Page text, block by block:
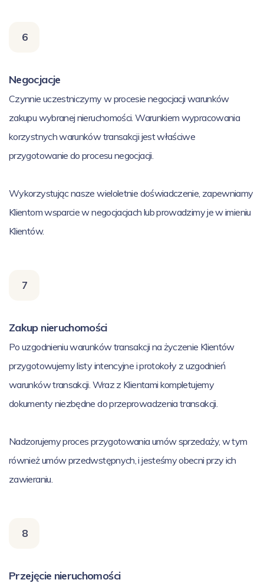
6
Negocjacje
Czynnie uczestniczymy w procesie negocjacji warunków
zakupu wybranej nieruchomości. Warunkiem wypracowania
korzystnych warunków transakcji jest właściwe
przygotowanie do procesu negocjacji.
Wykorzystując nasze wieloletnie doświadczenie, zapewniamy
Klientom wsparcie w negocjacjach lub prowadzimy je w imieniu
Klientów.
7
Zakup nieruchomości
Po uzgodnieniu warunków transakcji na życzenie Klientów
przygotowujemy listy intencyjne i protokoły z uzgodnień
warunków transakcji. Wraz z Klientami kompletujemy
dokumenty niezbędne do przeprowadzenia transakcji.
Nadzorujemy proces przygotowania umów sprzedaży, w tym
również umów przedwstępnych, i jesteśmy obecni przy ich
zawieraniu.
8
Przejęcie nieruchomości